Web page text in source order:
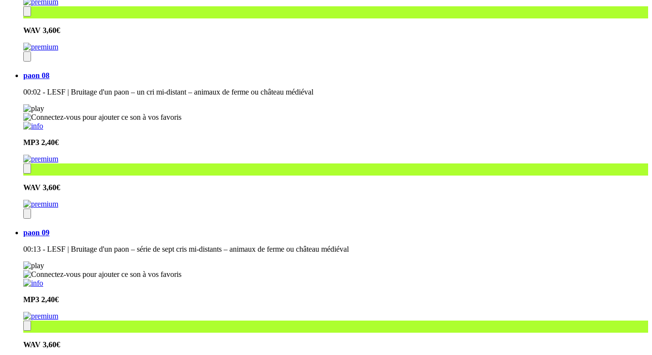
WAV 3,60€
paon 08
00:02 - LESF | Bruitage d'un paon – un cri mi-distant – animaux de ferme ou château médiéval
MP3 2,40€
WAV 3,60€
paon 09
00:13 - LESF | Bruitage d'un paon – série de sept cris mi-distants – animaux de ferme ou château médiéval
MP3 2,40€
WAV 3,60€